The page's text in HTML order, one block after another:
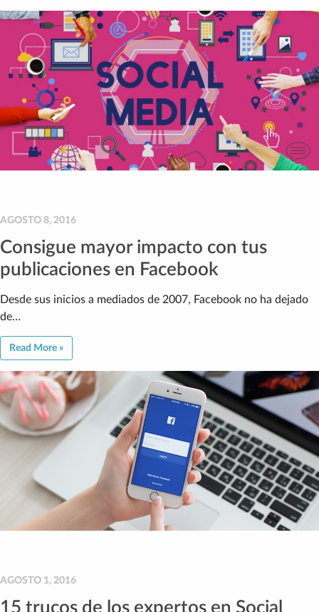
AGOSTO 8, 2016
Consigue mayor impacto con tus
publicaciones en Facebook
Desde sus inicios a mediados de 2007, Facebook no ha dejado
de…
Read More »
AGOSTO 1, 2016
15 trucos de los expertos en Social